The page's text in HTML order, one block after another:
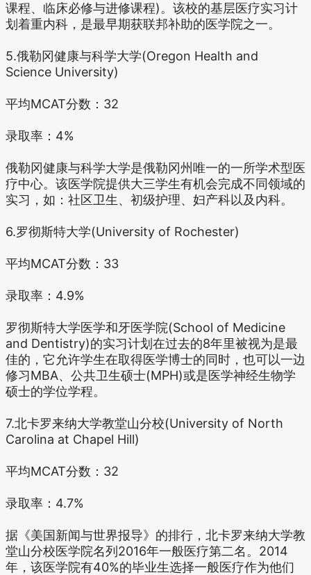
课程、临床必修与进修课程)。该校的基层医疗实习计
划着重内科，是最早期获联邦补助的医学院之一。
5.俄勒冈健康与科学大学(Oregon Health and
Science University)
平均MCAT分数：32
录取率：4%
俄勒冈健康与科学大学是俄勒冈州唯一的一所学术型医
疗中心。该医学院提供大三学生有机会完成不同领域的
实习，如：社区卫生、初级护理、妇产科以及内科。
6.罗彻斯特大学(University of Rochester)
平均MCAT分数：33
录取率：4.9%
罗彻斯特大学医学和牙医学院(School of Medicine
and Dentistry)的实习计划在过去的8年里被视为是最
佳的，它允许学生在取得医学博士的同时，也可以一边
修习MBA、公共卫生硕士(MPH)或是医学神经生物学
硕士的学位学程。
7.北卡罗来纳大学教堂山分校(University of North
Carolina at Chapel Hill)
平均MCAT分数：32
录取率：4.7%
据《美国新闻与世界报导》的排行，北卡罗来纳大学教
堂山分校医学院名列2016年一般医疗第二名。2014
年，该医学院有40%的毕业生选择一般医疗作为他们